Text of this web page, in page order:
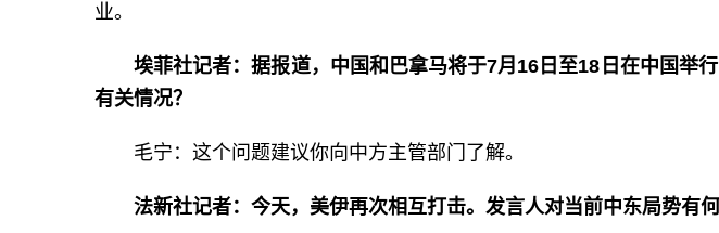
业。
埃菲社记者：据报道，中国和巴拿马将于7月16日至18日在中国举
有关情况？
毛宁：这个问题建议你向中方主管部门了解。
法新社记者：今天，美伊再次相互打击。发言人对当前中东局势有